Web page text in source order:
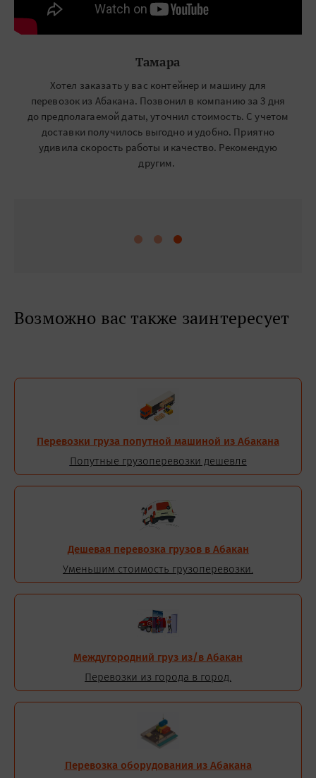
Тамара
Хотел заказать у вас контейнер и машину для
перевозок из Абакана. Позвонил в компанию за 3 дня
до предполагаемой даты, уточнил стоимость. С учетом
доставки получилось выгодно и удобно. Приятно
удивила скорость работы и качество. Рекомендую
другим.
Возможно вас также заинтересует
Перевозки груза попутной машиной из Абакана
Попутные грузоперевозки дешевле
Дешевая перевозка грузов в Абакан
Уменьшим стоимость грузоперевозки.
Междугородний груз из/в Абакан
Перевозки из города в город.
Перевозка оборудования из Абакана